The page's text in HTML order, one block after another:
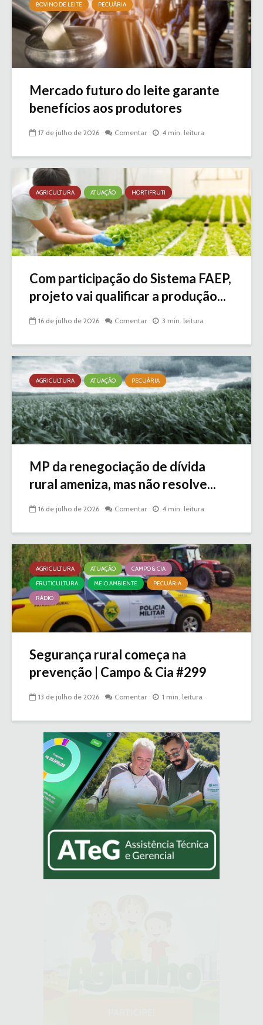
BOVINO DE LEITE PECUÁRIA
Mercado futuro do leite garante
benefícios aos produtores
17 de julho de 2026 Comentar 4 min. leitura
AGRICULTURA ATUAÇÃO HORTIFRUTI
Com participação do Sistema FAEP,
projeto vai qualificar a produção...
16 de julho de 2026 Comentar 3 min. leitura
AGRICULTURA ATUAÇÃO PECUÁRIA
MP da renegociação de dívida
rural ameniza, mas não resolve...
16 de julho de 2026 Comentar 4 min. leitura
AGRICULTURA ATUAÇÃO
CAMPO & CIA
FRUTICULTURA
MEIO AMBIENTE
PECUÁRIA
RÁDIO
Segurança rural começa na
prevenção | Campo & Cia #299
13 de julho de 2026 Comentar 1 min. leitura